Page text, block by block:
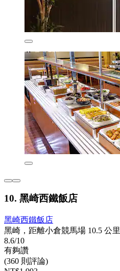
10. 黑崎西鐵飯店
黑崎西鐵飯店
黑崎，距離小倉競馬場 10.5 公里
8.6/10
有夠讚
(360 則評論)